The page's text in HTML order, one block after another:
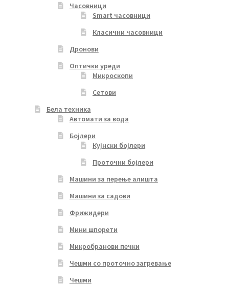
Часовници
Smart часовници
Класични часовници
Дронови
Оптички уреди
Микроскопи
Сетови
Бела техника
Автомати за вода
Бојлери
Кујнски бојлери
Проточни бојлери
Машини за перење алишта
Машини за садови
Фрижидери
Мини шпорети
Микробранови печки
Чешми со проточно загревање
Чешми